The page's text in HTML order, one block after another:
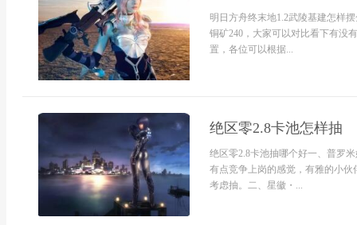
明日方舟终末地1.2武陵基建怎样
铜矿240，大家可以对比看下有没
置，各位可以根据...
绝区零2.8卡池怎样抽
绝区零2.8卡池抽哪个好一、普罗
有点竞争上岗的感觉，有雅的小
考虑抽。二、星徽・...